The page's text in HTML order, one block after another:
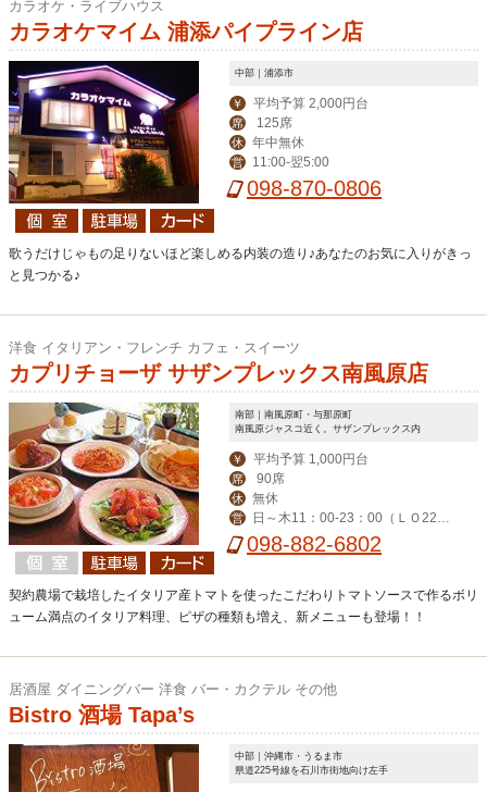
カラオケ・ライブハウス
カラオケマイム 浦添パイプライン店
中部｜浦添市
￥ 平均予算 2,000円台
席 125席
休 年中無休
営 11:00-翌5:00
098-870-0806
歌うだけじゃもの足りないほど楽しめる内装の造り♪あなたのお気に入りがきっ
と見つかる♪
洋食 イタリアン・フレンチ カフェ・スイーツ
カプリチョーザ サザンプレックス南風原店
南部｜南風原町・与那原町
南風原ジャスコ近く。サザンプレックス内
￥ 平均予算 1,000円台
席 90席
休 無休
営
日～木11：00-23：00（ＬＯ22：
30） 金・土（LO-23：30）
098-882-6802
契約農場で栽培したイタリア産トマトを使ったこだわりトマトソースで作るボリ
ューム満点のイタリア料理、ピザの種類も増え、新メニューも登場！！
居酒屋 ダイニングバー 洋食 バー・カクテル その他
Bistro 酒場 Tapa’s
中部｜沖縄市・うるま市
県道225号線を石川市街地向け左手